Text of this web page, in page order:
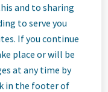
and to sharing
to serve you
If you continue
place or will be
at any time by
in the footer of